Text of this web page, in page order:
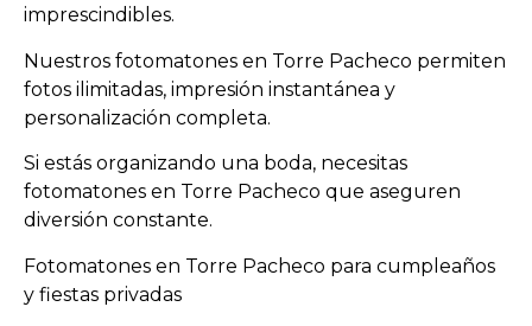
imprescindibles.
Nuestros fotomatones en Torre Pacheco permiten
fotos ilimitadas, impresión instantánea y
personalización completa.
Si estás organizando una boda, necesitas
fotomatones en Torre Pacheco que aseguren
diversión constante.
Fotomatones en Torre Pacheco para cumpleaños
y fiestas privadas